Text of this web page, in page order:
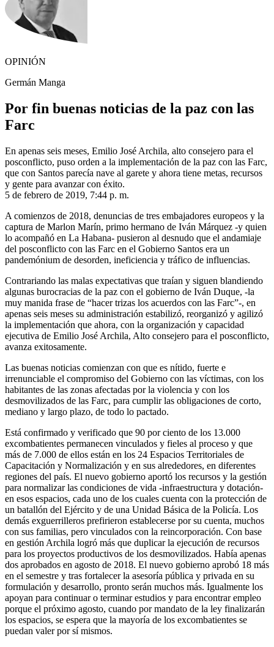
OPINIÓN
Germán Manga
Por fin buenas noticias de la paz con las
Farc
En apenas seis meses, Emilio José Archila, alto consejero para el
posconflicto, puso orden a la implementación de la paz con las Farc,
que con Santos parecía nave al garete y ahora tiene metas, recursos
y gente para avanzar con éxito.
5 de febrero de 2019, 7:44 p. m.
A comienzos de 2018, denuncias de tres embajadores europeos y la
captura de Marlon Marín, primo hermano de Iván Márquez -y quien
lo acompañó en La Habana- pusieron al desnudo que el andamiaje
del posconflicto con las Farc en el Gobierno Santos era un
pandemónium de desorden, ineficiencia y tráfico de influencias.
Contrariando las malas expectativas que traían y siguen blandiendo
algunas burocracias de la paz con el gobierno de Iván Duque, -la
muy manida frase de “hacer trizas los acuerdos con las Farc”-, en
apenas seis meses su administración estabilizó, reorganizó y agilizó
la implementación que ahora, con la organización y capacidad
ejecutiva de Emilio José Archila, Alto consejero para el posconflicto,
avanza exitosamente.
Las buenas noticias comienzan con que es nítido, fuerte e
irrenunciable el compromiso del Gobierno con las víctimas, con los
habitantes de las zonas afectadas por la violencia y con los
desmovilizados de las Farc, para cumplir las obligaciones de corto,
mediano y largo plazo, de todo lo pactado.
Está confirmado y verificado que 90 por ciento de los 13.000
excombatientes permanecen vinculados y fieles al proceso y que
más de 7.000 de ellos están en los 24 Espacios Territoriales de
Capacitación y Normalización y en sus alrededores, en diferentes
regiones del país. El nuevo gobierno aportó los recursos y la gestión
para normalizar las condiciones de vida -infraestructura y dotación-
en esos espacios, cada uno de los cuales cuenta con la protección de
un batallón del Ejército y de una Unidad Básica de la Policía. Los
demás exguerrilleros prefirieron establecerse por su cuenta, muchos
con sus familias, pero vinculados con la reincorporación. Con base
en gestión Archila logró más que duplicar la ejecución de recursos
para los proyectos productivos de los desmovilizados. Había apenas
dos aprobados en agosto de 2018. El nuevo gobierno aprobó 18 más
en el semestre y tras fortalecer la asesoría pública y privada en su
formulación y desarrollo, pronto serán muchos más. Igualmente los
apoyan para continuar o terminar estudios y para encontrar empleo
porque el próximo agosto, cuando por mandato de la ley finalizarán
los espacios, se espera que la mayoría de los excombatientes se
puedan valer por sí mismos.